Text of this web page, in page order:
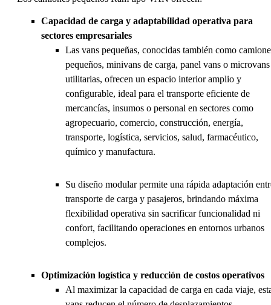
Capacidad de carga y adaptabilidad operativa para
sectores empresariales
Las vans pequeñas, conocidas también como
pequeños, minivans de carga, panel vans o microvans
utilitarias, ofrecen un espacio interior amplio y
configurable, ideal para el transporte eficiente de
mercancías, insumos o personal en sectores como
agropecuario, comercio, construcción, energía,
transporte, logística, servicios, salud, farmacéutico,
químico y manufactura.
Su diseño modular permite una rápida adaptación
transporte de carga y pasajeros, brindando máxima
flexibilidad operativa sin sacrificar funcionalidad ni
confort, facilitando operaciones en entornos urbanos
complejos.
Optimización logística y reducción de costos operativos
Al maximizar la capacidad de carga en cada viaje,